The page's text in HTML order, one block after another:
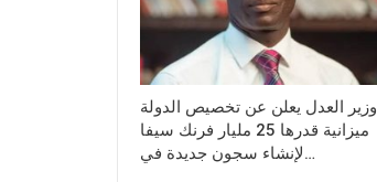
وزير العدل يعلن عن تخصيص الدولة
ميزانية قدرها 25 مليار فرنك سيفا
لإنشاء سجون جديدة في…